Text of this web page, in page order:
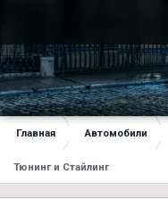
Главная Автомобили
Тюнинг и Стайлинг